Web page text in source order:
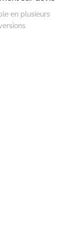
en plusieurs